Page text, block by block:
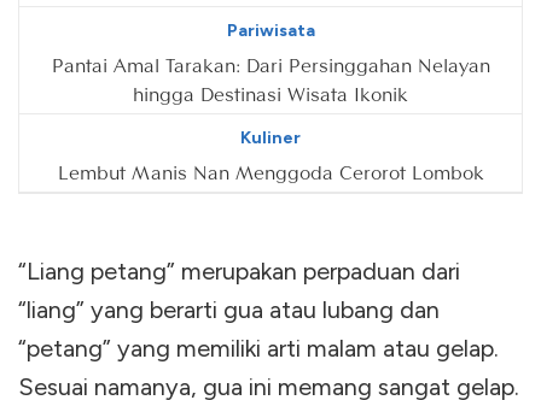
Pariwisata
Pantai Amal Tarakan: Dari Persinggahan Nelayan
hingga Destinasi Wisata Ikonik
Kuliner
Lembut Manis Nan Menggoda Cerorot Lombok
“Liang petang” merupakan perpaduan dari
“liang” yang berarti gua atau lubang dan
“petang” yang memiliki arti malam atau gelap.
Sesuai namanya, gua ini memang sangat gelap.